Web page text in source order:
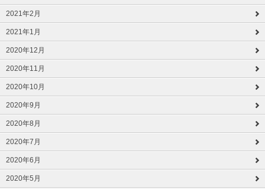
2021年2月
2021年1月
2020年12月
2020年11月
2020年10月
2020年9月
2020年8月
2020年7月
2020年6月
2020年5月